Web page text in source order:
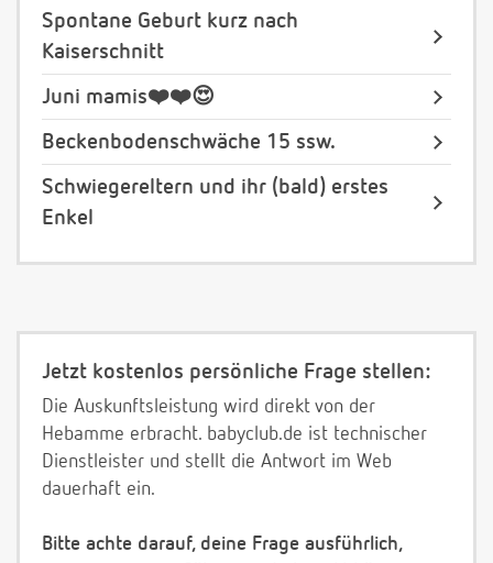
Spontane Geburt kurz nach
Kaiserschnitt
Juni mamis❤️❤️😍
Beckenbodenschwäche 15 ssw.
Schwiegereltern und ihr (bald) erstes
Enkel
Jetzt kostenlos persönliche Frage stellen:
Die Auskunftsleistung wird direkt von der
Hebamme erbracht. babyclub.de ist technischer
Dienstleister und stellt die Antwort im Web
dauerhaft ein.
Bitte achte darauf, deine Frage ausführlich,